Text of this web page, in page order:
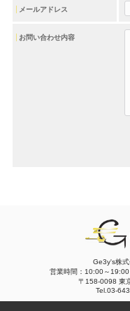
メールアドレス
お問い合わせ内容
Ge3y's株式
営業時間：10:00～
〒158-0098 東
Tel.03-